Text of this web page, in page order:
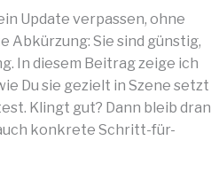
Update verpassen, ohne
Abkürzung: Sie sind günstig,
In diesem Beitrag zeige ich
Du sie gezielt in Szene setzt
Klingt gut? Dann bleib dran
konkrete Schritt-für-